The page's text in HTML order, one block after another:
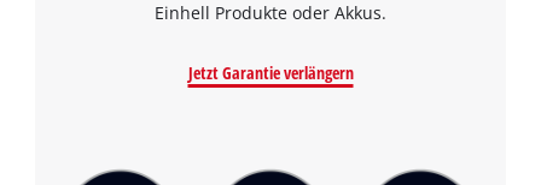
Einhell Produkte oder Akkus.
Jetzt Garantie verlängern